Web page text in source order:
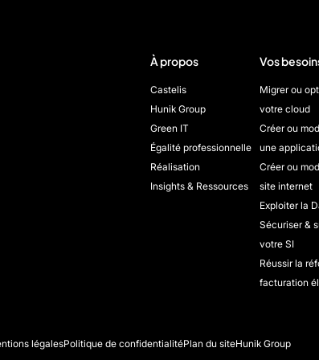
À propos
Castelis
Hunik Group
Green IT
Égalité professionnelle
Réalisation
Insights & Ressources
Vos
Migrer ou
votre cloud
Créer ou
une
Créer ou
site internet
Exploiter la
Sécuriser &
votre SI
Réussir la
facturation
légalesPolitique de confidentialitéPlan du siteHunik Group